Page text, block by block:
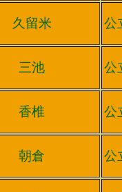
久留米 公
三池 公
香椎 公
朝倉 公